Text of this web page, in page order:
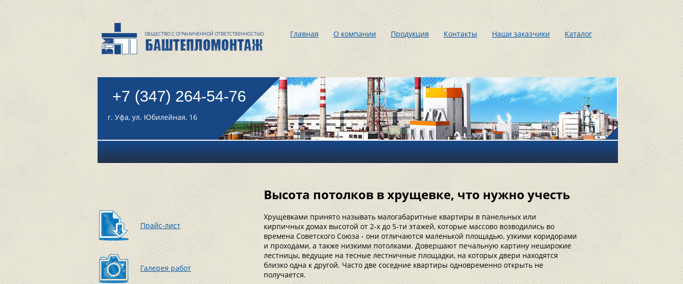
Главная О компании Продукция Контакты Наши заказчики Каталог
+7 (347) 264-54-76
г. Уфа, ул. Юбилейная, 16
Прайс-лист
Галерея работ
Высота потолков в хрущевке, что нужно учесть
Хрущевками принято называть малогабаритные квартиры в панельных или
кирпичных домах высотой от 2-х до 5-ти этажей, которые массово возводились во
времена Советского Союза - они отличаются маленькой площадью, узкими коридорами
и проходами, а также низкими потолками. Довершают печальную картину неширокие
лестницы, ведущие на тесные лестничные площадки, на которых двери находятся
близко одна к другой. Часто две соседние квартиры одновременно открыть не
получается.